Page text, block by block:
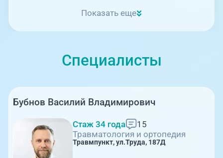
Показать еще
Специалисты
Бубнов Василий Владимирович
Стаж 34 года
15
Травматология и ортопедия
Травмпункт, ул.Труда, 187Д